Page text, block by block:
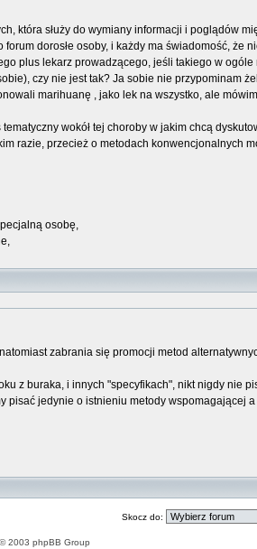
która służy do wymiany informacji i poglądów
dorosłe osoby, i każdy ma świadomość, że
plus lekarz prowadzącego, jeśli takiego w
czy nie jest tak? Ja sobie nie przypominam
marihuanę , jako lek na wszystko, ale
wokół tej choroby w jakim chcą
razie, przecież o metodach konwencjonalnych
osobę,
zabrania się promocji metod
z buraka, i innych "specyfikach", nikt nigdy nie
pisać jedynie o istnieniu metody
Skocz do:
© 2003 phpBB Group